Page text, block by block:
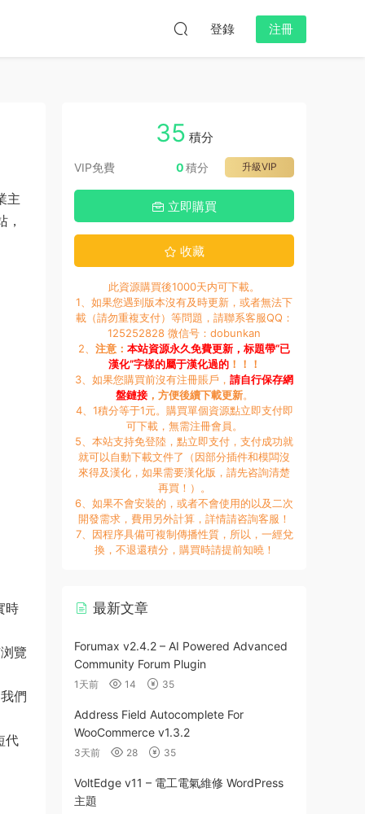
登錄 注冊
主
時
覽
們
代
35 積分
VIP免費 升級VIP
0積分
立即購買
收藏
此資源購買後1000天内可下載。
1、如果您遇到版本沒有及時更新，或者無法下
載（請勿重複支付）等問題，請聯系客服QQ：
125252828 微信号：dobunkan
2、 注意： 本站資源永久免費更新，标題帶“已
漢化”字樣的屬于漢化過的！！！
3、如果您購買前沒有注冊賬戶， 請自行保存網
盤鏈接，方便後續下載更新。
4、1積分等于1元。購買單個資源點立即支付即
可下載，無需注冊會員。
5、本站支持免登陸，點立即支付，支付成功就
就可以自動下載文件了（因部分插件和模闆沒
來得及漢化，如果需要漢化版，請先咨詢清楚
再買！）。
6、如果不會安裝的，或者不會使用的以及二次
開發需求，費用另外計算，詳情請咨詢客服！
7、因程序具備可複制傳播性質，所以，一經兌
換，不退還積分，購買時請提前知曉！
最新文章
Forumax v2.4.2 – AI Powered Advanced
Community Forum Plugin
1天前 14 35
Address Field Autocomplete For
WooCommerce v1.3.2
3天前 28 35
VoltEdge v11 – 電工電氣維修 WordPress
主題